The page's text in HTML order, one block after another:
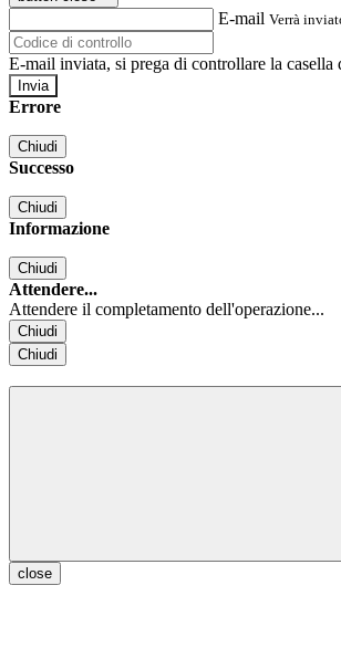
E-mail Verrà
E-mail inviata, si prega di controllare la casella
Errore
Chiudi
Successo
Chiudi
Informazione
Chiudi
Attendere...
Attendere il completamento dell'operazione...
Chiudi
Chiudi
close